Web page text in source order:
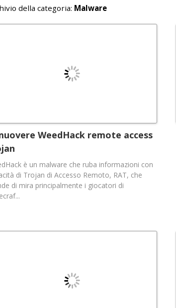
della categoria: Malware
WeedHack remote access
è un malware che ruba informazioni con
di Trojan di Accesso Remoto, RAT, che
di mira principalmente i giocatori di